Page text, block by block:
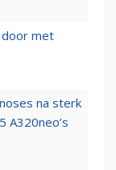
door met
na sterk
A320neo’s